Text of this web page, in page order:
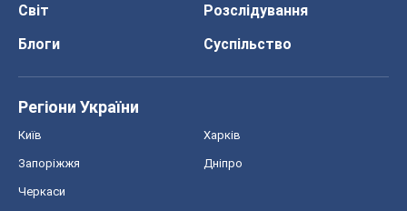
Світ
Розслідування
Блоги
Суспільство
Регіони України
Київ Харків
Запоріжжя Дніпро
Черкаси